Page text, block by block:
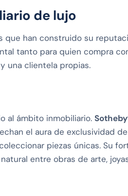
de lujo
que han construido su
tanto para quien compra
una clientela propias.
al ámbito inmobiliario.
el aura de exclusividad
piezas únicas. Su
entre obras de arte,